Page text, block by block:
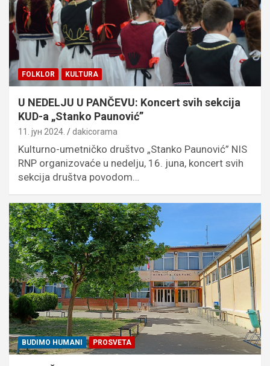
FOLKLOR KULTURA
U NEDELJU U PANČEVU: Koncert svih sekcija
KUD-a „Stanko Paunović”
11. јун 2024. dakicorama
Kulturno-umetničko društvo „Stanko Paunović” NIS
RNP organizovaće u nedelju, 16. juna, koncert svih
sekcija društva povodom…
BUDIMO HUMANI PROSVETA